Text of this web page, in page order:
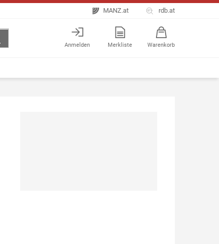
MANZ.at rdb.at
Anmelden Merkliste Warenkorb